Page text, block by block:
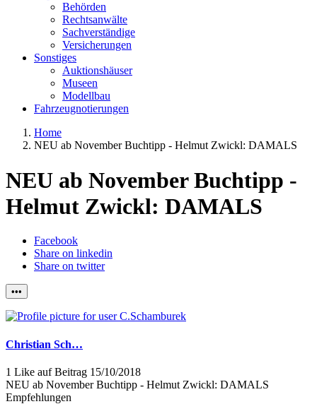
Behörden
Rechtsanwälte
Sachverständige
Versicherungen
Sonstiges
Auktionshäuser
Museen
Modellbau
Fahrzeugnotierungen
Home
NEU ab November Buchtipp - Helmut Zwickl: DAMALS
NEU ab November Buchtipp -
Helmut Zwickl: DAMALS
Facebook
Share on linkedin
Share on twitter
•••
Christian Sch…
1 Like auf Beitrag 15/10/2018
NEU ab November Buchtipp - Helmut Zwickl: DAMALS
Empfehlungen